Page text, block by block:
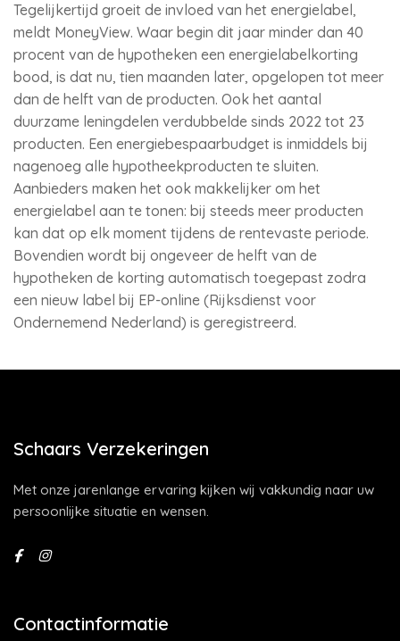
Tegelijkertijd groeit de invloed van het energielabel,
meldt MoneyView. Waar begin dit jaar minder dan 40
procent van de hypotheken een energielabelkorting
bood, is dat nu, tien maanden later, opgelopen tot meer
dan de helft van de producten. Ook het aantal
duurzame leningdelen verdubbelde sinds 2022 tot 23
producten. Een energiebespaarbudget is inmiddels bij
nagenoeg alle hypotheekproducten te sluiten.
Aanbieders maken het ook makkelijker om het
energielabel aan te tonen: bij steeds meer producten
kan dat op elk moment tijdens de rentevaste periode.
Bovendien wordt bij ongeveer de helft van de
hypotheken de korting automatisch toegepast zodra
een nieuw label bij EP-online (Rijksdienst voor
Ondernemend Nederland) is geregistreerd.
Schaars Verzekeringen
Met onze jarenlange ervaring kijken wij vakkundig naar uw
persoonlijke situatie en wensen.
Contactinformatie